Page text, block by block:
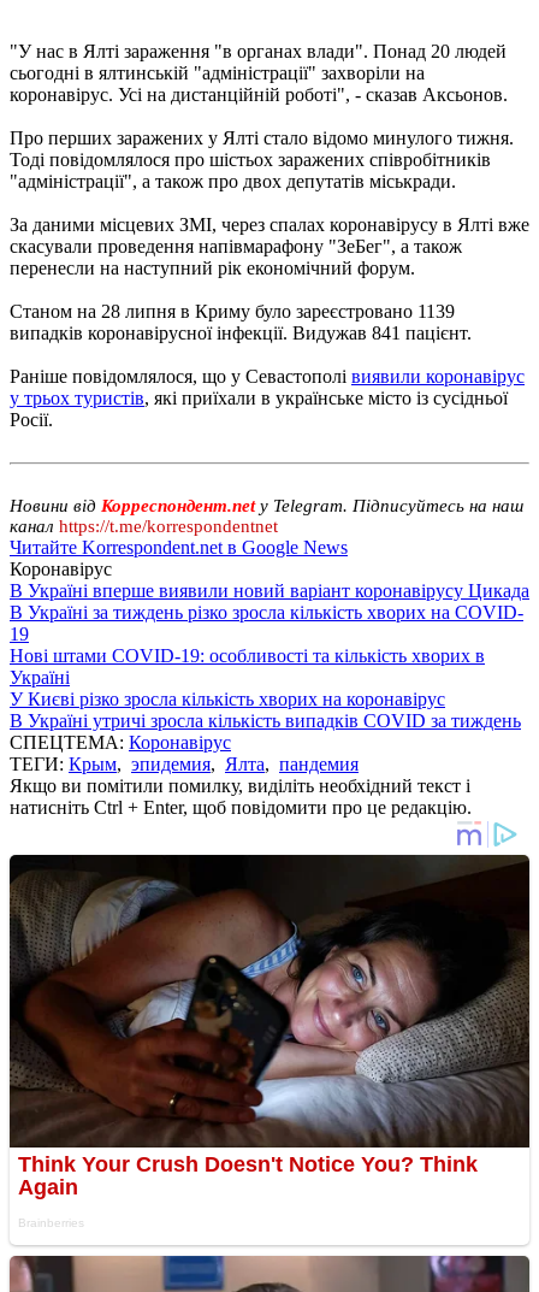
"У нас в Ялті зараження "в органах влади". Понад 20 людей
сьогодні в ялтинській "адміністрації" захворіли на
коронавірус. Усі на дистанційній роботі", - сказав Аксьонов.
Про перших заражених у Ялті стало відомо минулого тижня.
Тоді повідомлялося про шістьох заражених співробітників
"адміністрації", а також про двох депутатів міськради.
За даними місцевих ЗМІ, через спалах коронавірусу в Ялті вже
скасували проведення напівмарафону "ЗеБег", а також
перенесли на наступний рік економічний форум.
Станом на 28 липня в Криму було зареєстровано 1139
випадків коронавірусної інфекції. Видужав 841 пацієнт.
Раніше повідомлялося, що у Севастополі виявили коронавірус
у трьох туристів, які приїхали в українське місто із сусідньої
Росії.
Новини від Корреспондент.net у Telegram. Підписуйтесь на наш
канал https://t.me/korrespondentnet
Читайте Korrespondent.net в Google News
Коронавірус
В Україні вперше виявили новий варіант коронавірусу Цикада
В Україні за тиждень різко зросла кількість хворих на COVID-
19
Нові штами COVID-19: особливості та кількість хворих в
Україні
У Києві різко зросла кількість хворих на коронавірус
В Україні утричі зросла кількість випадків COVID за тиждень
СПЕЦТЕМА: Коронавірус
ТЕГИ: Крым, эпидемия, Ялта, пандемия
Якщо ви помітили помилку, виділіть необхідний текст і
натисніть Ctrl + Enter, щоб повідомити про це редакцію.